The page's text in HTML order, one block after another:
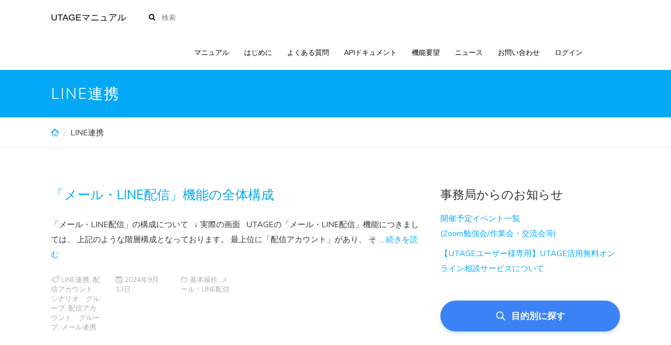
UTAGEマニュアル
マニュアル はじめに よくある質問 APIドキュメント 機能要望 ニュース お問い合わせ ログイン
LINE連携
LINE連携
「メール・LINE配信」機能の全体構成
「メール・LINE配信」の構成について ↓ 実際の画面 UTAGEの「メール・LINE配信」機能につきまし
ては、 上記のような階層構成となっております。 最上位に「配信アカウント」があり、 そ … 続きを読
む
LINE連携 配
信アカウント
シナリオ グル
ープ, 配信アカ
ウント グルー
プ, メール連携
2024年9月
13日
基本操作
メ
ール・LINE配信
事務局からのお知らせ
開催予定イベント一覧
(Zoom勉強会/作業会・交流会等)
【UTAGEユーザー様専用】UTAGE活用無料オン
ライン相談サービスについて
目的別に探す